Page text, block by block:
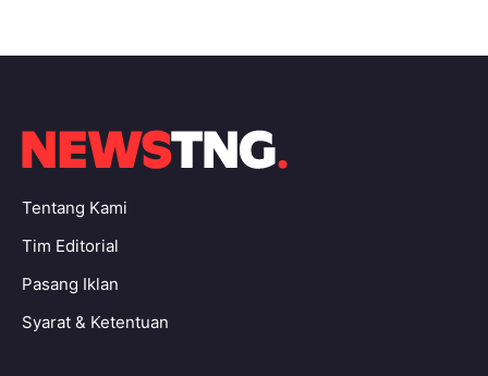
Tentang Kami
Tim Editorial
Pasang Iklan
Syarat & Ketentuan